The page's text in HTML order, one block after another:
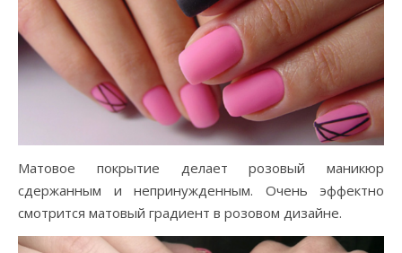
Матовое покрытие делает розовый маникюр
сдержанным и непринужденным. Очень эффектно
смотрится матовый градиент в розовом дизайне.